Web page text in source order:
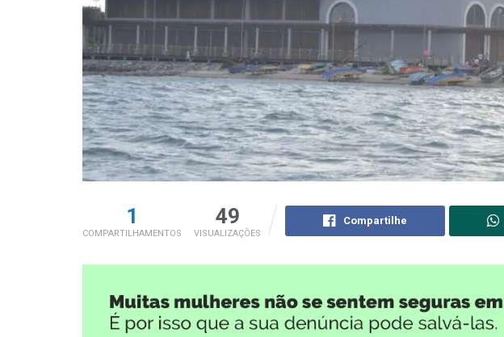
1
COMPARTILHAMENTOS
49
VISUALIZAÇÕES
Compartilhe